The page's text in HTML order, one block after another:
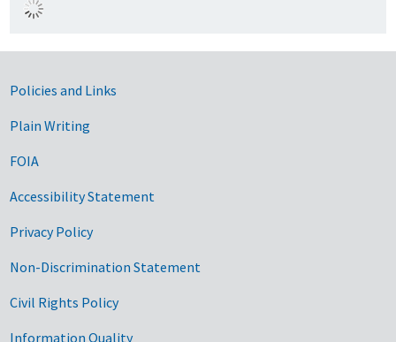
Government Links
Policies and Links
Plain Writing
FOIA
Accessibility Statement
Privacy Policy
Non-Discrimination Statement
Civil Rights Policy
Information Quality